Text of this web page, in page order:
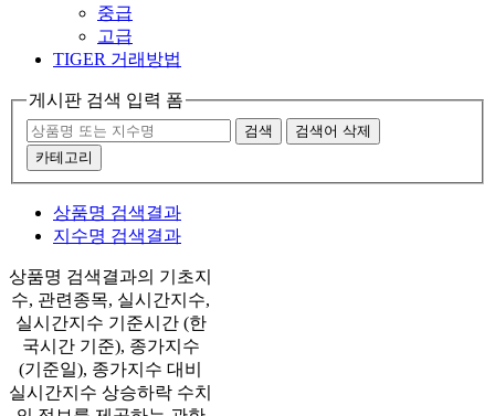
중급
고급
TIGER 거래방법
게시판 검색 입력 폼
검색
검색어 삭제
카테고리
상품명 검색결과
지수명 검색결과
상품명 검색결과의 기초지
수, 관련종목, 실시간지수,
실시간지수 기준시간 (한
국시간 기준), 종가지수
(기준일), 종가지수 대비
실시간지수 상승하락 수치